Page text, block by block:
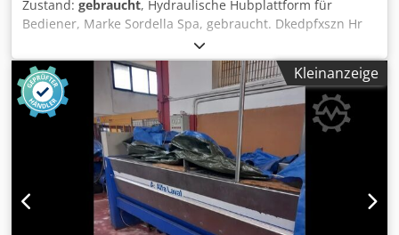
Zustand: gebraucht, Hydraulische Hubplattform für
Bediener, Marke Sordella Spa, gebraucht. Dkedpfxszn Hr
Te Aa Tor Maximale Tragfähigkeit: 200 kg. Maximale
Plattformhöhe: 13 m. Maximale Arbeitshöhe: 14,50 m.
Kleinanzeige